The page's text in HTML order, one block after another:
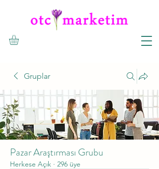
Gruplar
Pazar Araştırması Grubu
Herkese Açık · 296 üye